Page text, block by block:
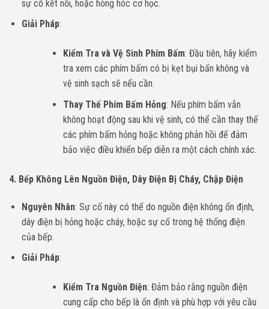
sự cố kết nối, hoặc hỏng hóc cơ học.
Giải Pháp:
Kiểm Tra và Vệ Sinh Phím Bấm: Đầu tiên, hãy kiểm
tra xem các phím bấm có bị kẹt bụi bẩn không và
vệ sinh sạch sẽ nếu cần.
Thay Thế Phím Bấm Hỏng: Nếu phím bấm vẫn
không hoạt động sau khi vệ sinh, có thể cần thay thế
các phím bấm hỏng hoặc không phản hồi để đảm
bảo việc điều khiển bếp diễn ra một cách chính xác.
4. Bếp Không Lên Nguồn Điện, Dây Điện Bị Cháy, Chập Điện
Nguyên Nhân: Sự cố này có thể do nguồn điện không ổn định,
dây điện bị hỏng hoặc cháy, hoặc sự cố trong hệ thống điện
của bếp.
Giải Pháp:
Kiểm Tra Nguồn Điện: Đảm bảo rằng nguồn điện
cung cấp cho bếp là ổn định và phù hợp với yêu cầu